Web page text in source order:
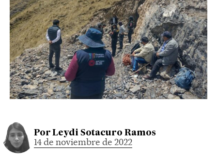
Por Leydi Sotacuro Ramos
14 de noviembre de 2022